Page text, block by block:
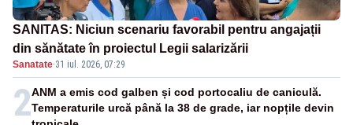
SANITAS: Niciun scenariu favorabil pentru angajații
din sănătate în proiectul Legii salarizării
Sanatate·31 iul. 2026, 07:29
2ANM a emis cod galben și cod portocaliu de caniculă.
Temperaturile urcă până la 38 de grade, iar nopțile devin